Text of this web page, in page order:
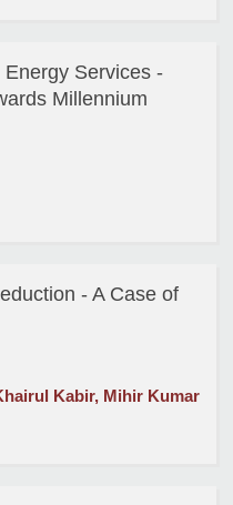
Services -
Millennium
- A Case of
Kabir, Mihir Kumar